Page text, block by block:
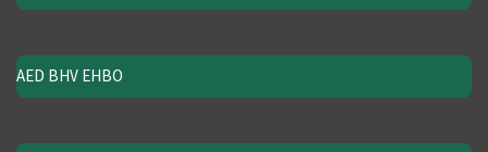
AED BHV EHBO